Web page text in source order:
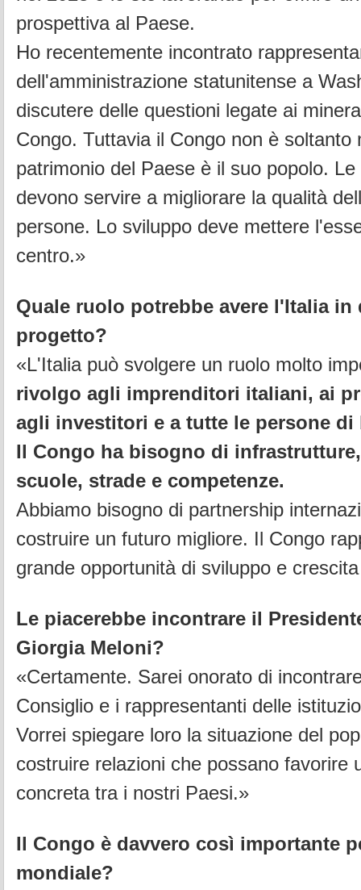
prospettiva al Paese.
Ho recentemente incontrato
dell'amministrazione statunitense a
discutere delle questioni legate ai
Congo. Tuttavia il Congo non è soltanto
patrimonio del Paese è il suo popolo.
devono servire a migliorare la qualità
persone. Lo sviluppo deve mettere
centro.»
Quale ruolo potrebbe avere l'Italia in
progetto?
«L'Italia può svolgere un ruolo molto
rivolgo agli imprenditori italiani, ai
agli investitori e a tutte le persone
Il Congo ha bisogno di
scuole, strade e competenze.
Abbiamo bisogno di partnership
costruire un futuro migliore. Il Congo
grande opportunità di sviluppo e
Le piacerebbe incontrare il
Giorgia Meloni?
«Certamente. Sarei onorato di
Consiglio e i rappresentanti delle
Vorrei spiegare loro la situazione del
costruire relazioni che possano favorire
concreta tra i nostri Paesi.»
Il Congo è davvero così importante
mondiale?